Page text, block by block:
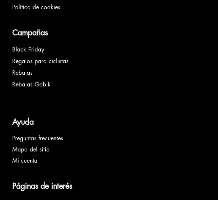
Política de cookies
Campañas
Black Friday
Regalos para ciclistas
Rebajas
Rebajas Gobik
Ayuda
Preguntas frecuentes
Mapa del sitio
Mi cuenta
Páginas de interés